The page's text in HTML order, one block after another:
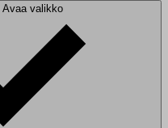
Avaa valikko